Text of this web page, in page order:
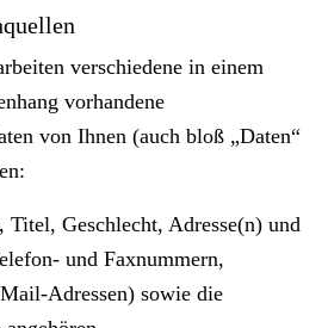
verschiedene in einem
vorhandene
von Ihnen (auch bloß „Daten“
Titel, Geschlecht, Adresse(n) und
und Faxnummern,
Adressen) sowie die